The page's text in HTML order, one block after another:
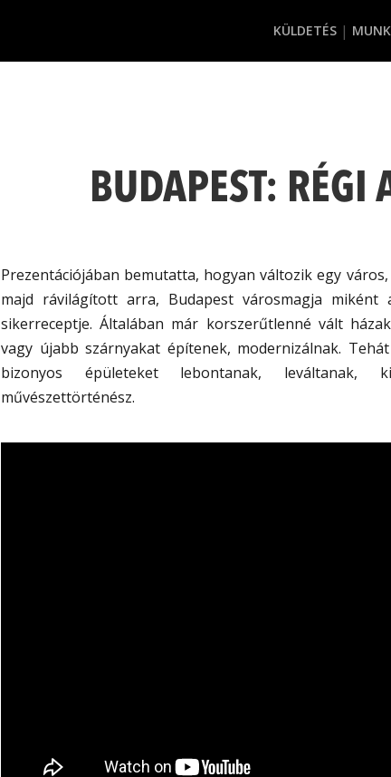
KÜLDETÉS
BUDAPEST: RÉGI
Prezentációjában bemutatta, hogyan változik egy
majd rávilágított arra, Budapest városmagja
sikerreceptje. Általában már korszerűtlenné vált
vagy újabb szárnyakat építenek, modernizálnak.
bizonyos épületeket lebontanak, leváltanak,
művészettörténész.